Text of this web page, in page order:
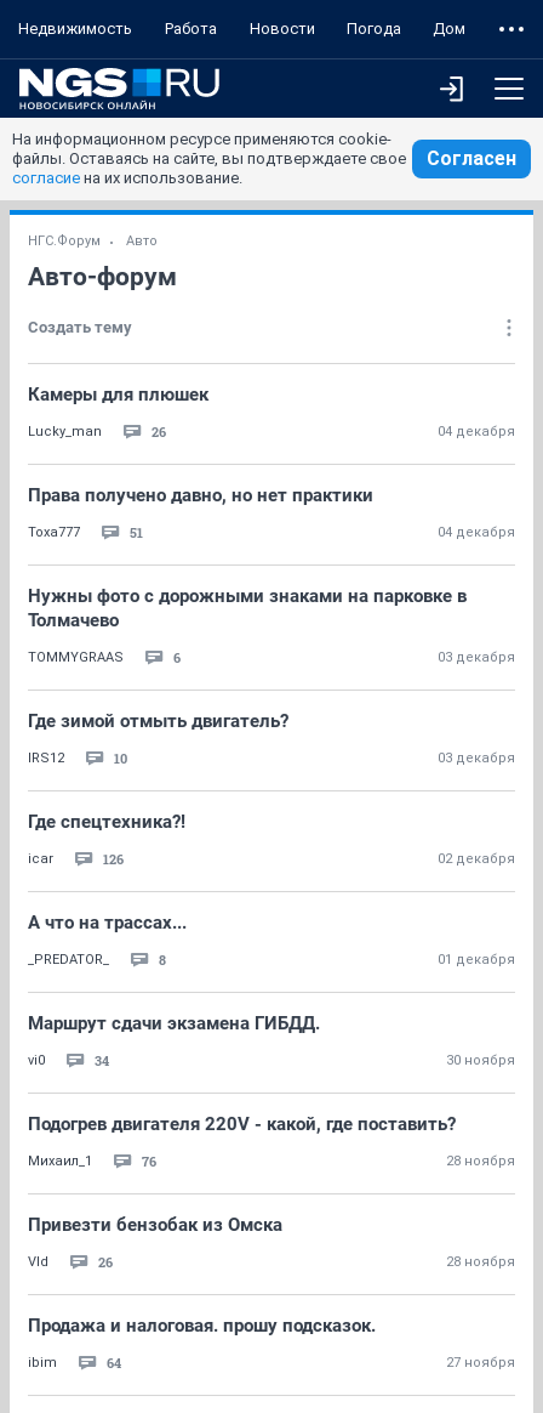
Недвижимость Работа Новости Погода Дом
На информационном ресурсе применяются cookie-
файлы. Оставаясь на сайте, вы подтверждаете свое
согласие на их использование.
Согласен
НГС.Форум Авто
Авто-форум
Создать тему
Камеры для плюшек
Lucky_man 26 04 декабря
Права получено давно, но нет практики
Toxa777 51 04 декабря
Нужны фото с дорожными знаками на парковке в
Толмачево
TOMMYGRAAS 6 03 декабря
Где зимой отмыть двигатель?
IRS12 10 03 декабря
Где спецтехника?!
icar 126 02 декабря
А что на трассах...
_PREDATOR_ 8 01 декабря
Маршрут сдачи экзамена ГИБДД.
vi0 34 30 ноября
Подогрев двигателя 220V - какой, где поставить?
Михаил_1 76 28 ноября
Привезти бензобак из Омска
Vld 26 28 ноября
Продажа и налоговая. прошу подсказок.
ibim 64 27 ноября